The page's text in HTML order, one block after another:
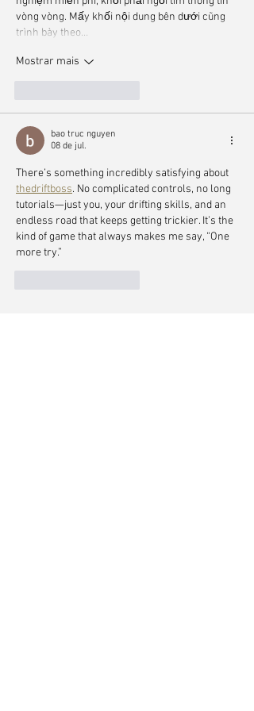
vòng vòng. Mấy khối nội dung bên dưới cũng
trình bày theo…
Mostrar mais
bao truc nguyen
08 de jul.
There’s something incredibly satisfying about
thedriftboss. No complicated controls, no long
tutorials—just you, your drifting skills, and an
endless road that keeps getting trickier. It’s the
kind of game that always makes me say, “One
more try.”